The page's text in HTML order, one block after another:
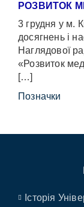
РОЗВИТОК
3 грудня у м.
досягнень і
Наглядової
«Розвиток
[…]
Позначки
Історія